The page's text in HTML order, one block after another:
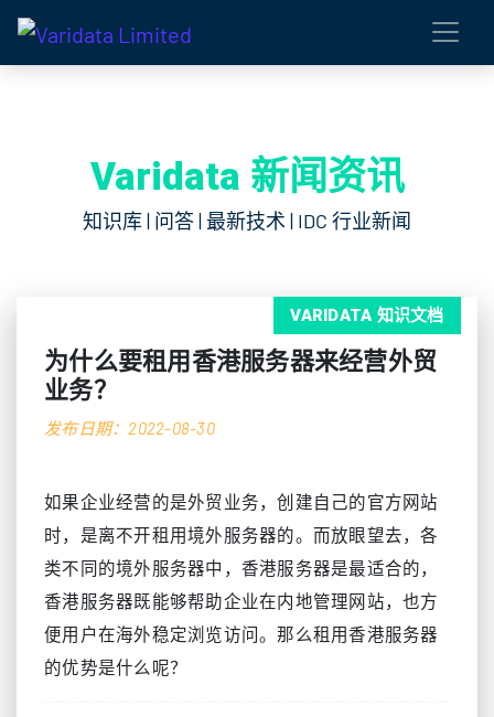
Varidata 新闻资讯
知识库 | 问答 | 最新技术 | IDC 行业新闻
VARIDATA 知识文档
为什么要租用香港服务器来经营外贸
业务？
发布日期：2022-08-30
如果企业经营的是外贸业务，创建自己的官方网站
时，是离不开租用境外服务器的。而放眼望去，各
类不同的境外服务器中，香港服务器是最适合的，
香港服务器既能够帮助企业在内地管理网站，也方
便用户在海外稳定浏览访问。那么租用香港服务器
的优势是什么呢？